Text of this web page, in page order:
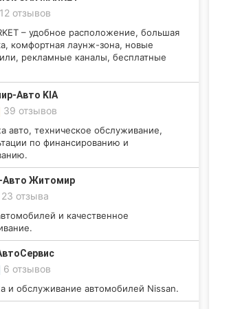
12 отзывов
– удобное расположение, большая
комфортная лаунж-зона, новые
рекламные каналы, бесплатные
Авто KIA
39 отзывов
авто, техническое обслуживание,
по финансированию и
Авто Житомир
23 отзыва
и качественное
6 отзывов
и обслуживание автомобилей Nissan.